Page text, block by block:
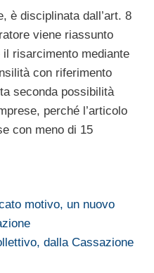
è disciplinata dall’art. 8
viene riassunto
risarcimento mediante
con riferimento
seconda possibilità
perché l’articolo
con meno di 15
motivo, un nuovo
dalla Cassazione